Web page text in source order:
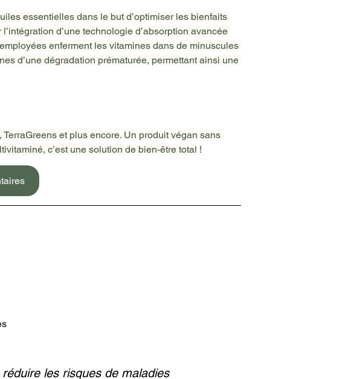
essentielles dans le but d’optimiser les bienfaits
d’une technologie d’absorption avancée
enferment les vitamines dans de minuscules
d’une dégradation prématurée, permettant ainsi une
et plus encore. Un produit végan sans
c’est une solution de bien-être total !
les risques de maladies